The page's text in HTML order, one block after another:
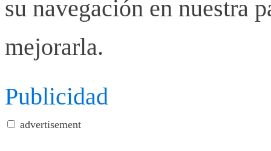
su navegación en nuestra
mejorarla.
Publicidad
advertisement